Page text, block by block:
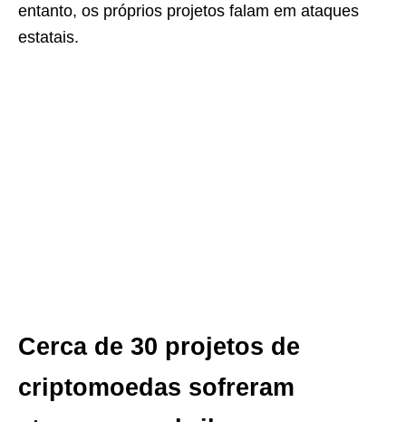
entanto, os próprios projetos falam em ataques
estatais.
Cerca de 30 projetos de
criptomoedas sofreram